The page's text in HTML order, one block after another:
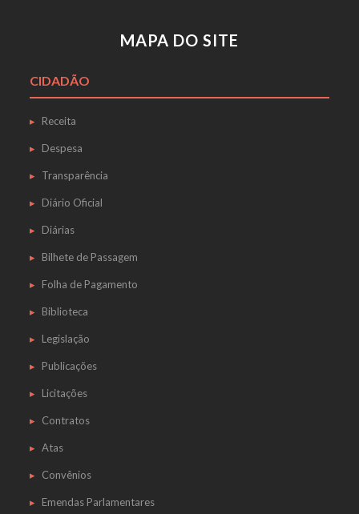
MAPA DO SITE
CIDADÃO
Receita
Despesa
Transparência
Diário Oficial
Diárias
Bilhete de Passagem
Folha de Pagamento
Biblioteca
Legislação
Publicações
Licitações
Contratos
Atas
Convênios
Emendas Parlamentares